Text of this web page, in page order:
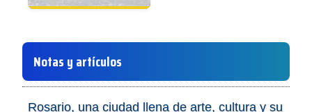
Notas y artículos
Rosario, una ciudad llena de arte, cultura y su